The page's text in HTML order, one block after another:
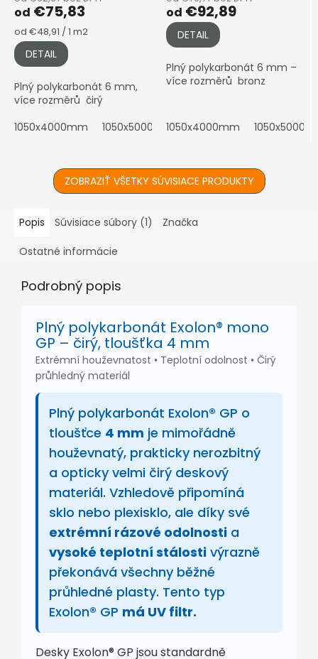
od €75,83
Jednotková
cena:
od €48,91 / 1 m2
DETAIL
Plný polykarbonát 6 mm,
více rozměrů čirý
1050x4000mm
1050x5000mm 1050x6000mm
od €92,89
DETAIL
Plný polykarbonát 6 mm –
více rozměrů bronz
1050x4000mm
ZOBRAZIŤ VŠETKY SÚVISIACE PRODUKTY
Popis Súvisiace súbory (1) Značka
Ostatné informácie
Podrobný popis
Plný polykarbonát Exolon® mono
GP – čirý, tloušťka 4 mm
Extrémní houževnatost • Teplotní odolnost • Čirý
průhledný materiál
Plný polykarbonát Exolon® GP o
tloušťce 4 mm je mimořádně
houževnatý, prakticky nerozbitný
a opticky velmi čirý deskový
materiál. Vzhledově připomíná
sklo nebo plexisklo, ale díky své
extrémní rázové odolnosti a
vysoké teplotní stálosti výrazně
překonává všechny běžné
průhledné plasty. Tento typ
Exolon® GP má UV filtr.
Desky Exolon® GP jsou standardně